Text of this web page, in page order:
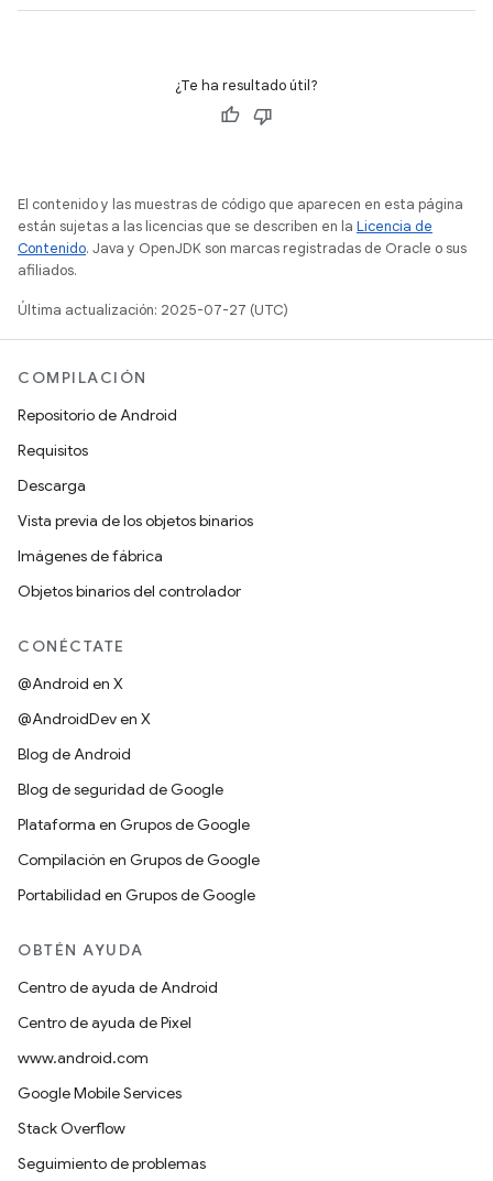
¿Te ha resultado útil?
El contenido y las muestras de código que aparecen en esta página
están sujetas a las licencias que se describen en la Licencia de
Contenido. Java y OpenJDK son marcas registradas de Oracle o sus
afiliados.
Última actualización: 2025-07-27 (UTC)
COMPILACIÓN
Repositorio de Android
Requisitos
Descarga
Vista previa de los objetos binarios
Imágenes de fábrica
Objetos binarios del controlador
CONÉCTATE
@Android en X
@AndroidDev en X
Blog de Android
Blog de seguridad de Google
Plataforma en Grupos de Google
Compilación en Grupos de Google
Portabilidad en Grupos de Google
OBTÉN AYUDA
Centro de ayuda de Android
Centro de ayuda de Pixel
www.android.com
Google Mobile Services
Stack Overflow
Seguimiento de problemas